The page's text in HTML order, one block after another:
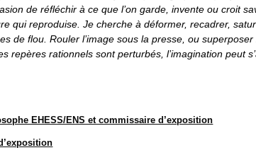
de réfléchir à ce que l’on garde, invente ou croit
qui reproduise. Je cherche à déformer, recadrer,
de flou. Rouler l’image sous la presse, ou
repères rationnels sont perturbés, l’imagination peut
EHESS/ENS et commissaire d’exposition